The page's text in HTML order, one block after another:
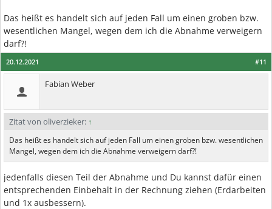
Das heißt es handelt sich auf jeden Fall um einen groben bzw.
wesentlichen Mangel, wegen dem ich die Abnahme verweigern
darf?!
#11
20.12.2021
Fabian Weber
Zitat von oliverzieker: ↑
Das heißt es handelt sich auf jeden Fall um einen groben bzw. wesentlichen
Mangel, wegen dem ich die Abnahme verweigern darf?!
jedenfalls diesen Teil der Abnahme und Du kannst dafür einen
entsprechenden Einbehalt in der Rechnung ziehen (Erdarbeiten
und 1x ausbessern).